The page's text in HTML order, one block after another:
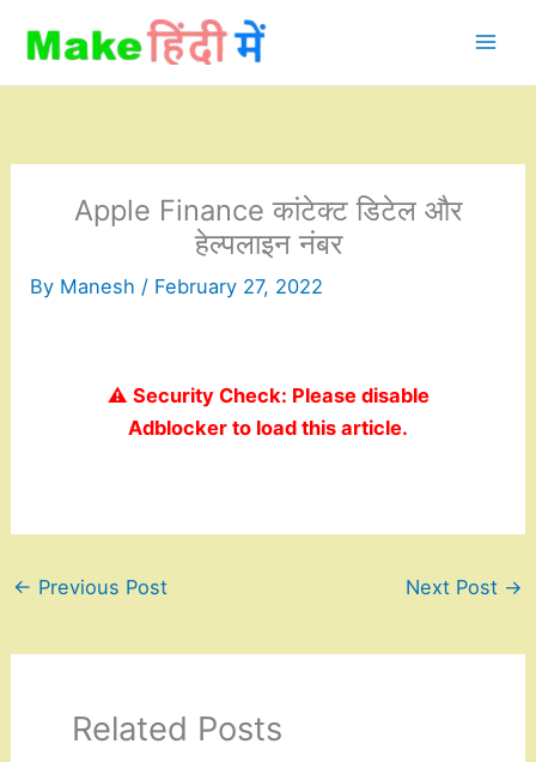
content
Apple Finance कांटेक्ट डिटेल और
हेल्पलाइन नंबर
By Manesh / February 27, 2022
⚠️ Security Check: Please disable
Adblocker to load this article.
← Previous Post Next Post →
Related Posts